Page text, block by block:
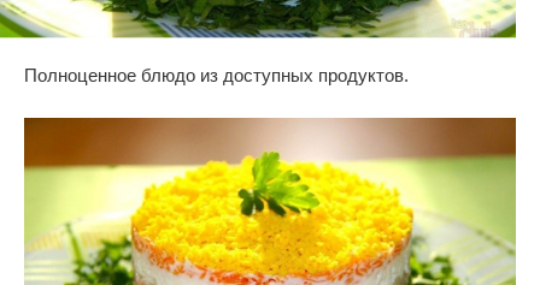
Полноценное блюдо из доступных продуктов.